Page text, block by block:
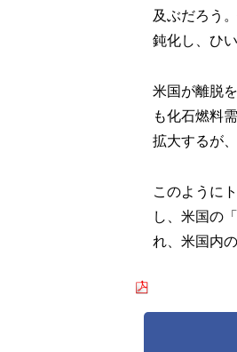
及ぶだろう
鈍化し、ひ
米国が離脱
も化石燃料
拡大するが
このように
し、米国の
れ、米国内